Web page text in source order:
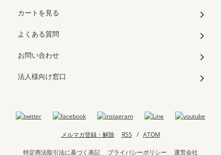
カートを見る
よくある質問
お問い合わせ
法人様向け窓口
メルマガ登録・解除 RSS / ATOM
特定商法取引法に基づく表記 プライバシーポリシー 運営会社